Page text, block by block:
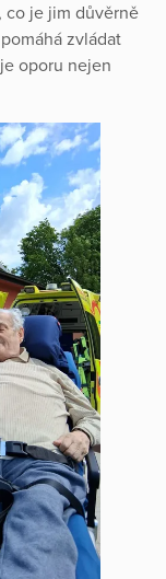
co je jim důvěrně
zvládat
oporu nejen